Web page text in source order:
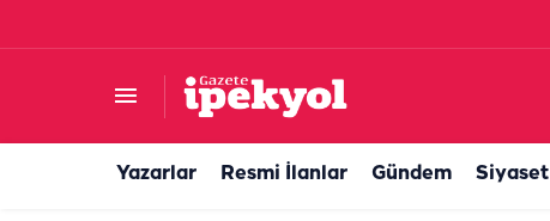
Yazarlar Resmi İlanlar Gündem Siyaset